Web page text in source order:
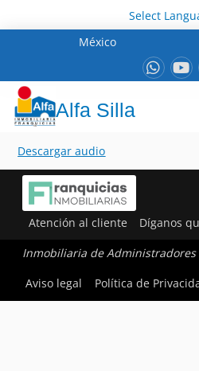
Select
México
Alfa Silla
Descargar audio
Atención al cliente Díganos
Inmobiliaria de Administradores
Aviso legal
Política de